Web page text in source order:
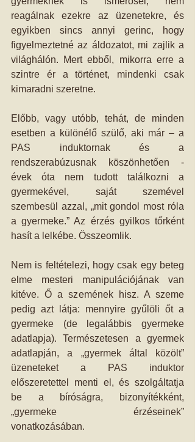
reagálnak ezekre az üzenetekre, és
egyikben sincs annyi gerinc, hogy
figyelmeztetné az áldozatot, mi zajlik a
világhálón. Mert ebből, mikorra erre a
szintre ér a történet, mindenki csak
kimaradni szeretne.
Előbb, vagy utóbb, tehát, de minden
esetben a különélő szülő, aki már – a
PAS induktornak és a
rendszerabúzusnak köszönhetően -
évek óta nem tudott találkozni a
gyermekével, saját szemével
szembesül azzal, „mit gondol most róla
a gyermeke.” Az érzés gyilkos tőrként
hasít a lelkébe. Összeomlik.
Nem is feltételezi, hogy csak egy beteg
elme mesteri manipulációjának van
kitéve. Ő a szemének hisz. A szeme
pedig azt látja: mennyire gyűlöli őt a
gyermeke (de legalábbis gyermeke
adatlapja). Természetesen a gyermek
adatlapján, a „gyermek által közölt”
üzeneteket a PAS induktor
előszeretettel menti el, és szolgáltatja
be a bíróságra, bizonyítékként,
„gyermeke érzéseinek”
vonatkozásában.